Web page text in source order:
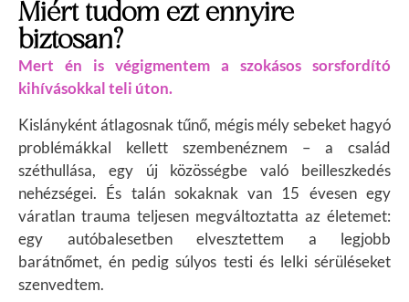
Miért tudom ezt ennyire
biztosan?
Mert én is végigmentem a szokásos sorsfordító
kihívásokkal teli úton.
Kislányként átlagosnak tűnő, mégis mély sebeket hagyó
problémákkal kellett szembenéznem – a család
széthullása, egy új közösségbe való beilleszkedés
nehézségei. És talán sokaknak van 15 évesen egy
váratlan trauma teljesen megváltoztatta az életemet:
egy autóbalesetben elvesztettem a legjobb
barátnőmet, én pedig súlyos testi és lelki sérüléseket
szenvedtem.